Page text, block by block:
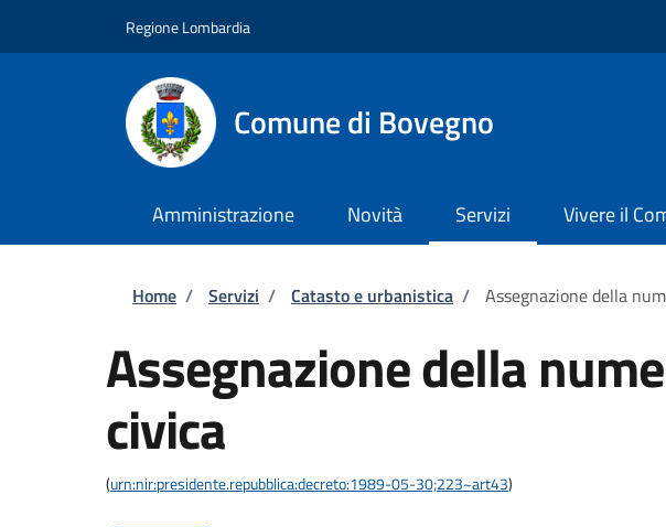
Regione Lombardia
Comune di Bovegno
Amministrazione Novità Servizi Vivere il
Briciole di pane
Home / Servizi / Catasto e urbanistica / Assegnazione della
Assegnazione della
civica
(urn:nir:presidente.repubblica:decreto:1989-05-30;223~art43)